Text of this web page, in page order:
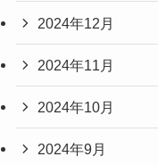
2024年12月
2024年11月
2024年10月
2024年9月